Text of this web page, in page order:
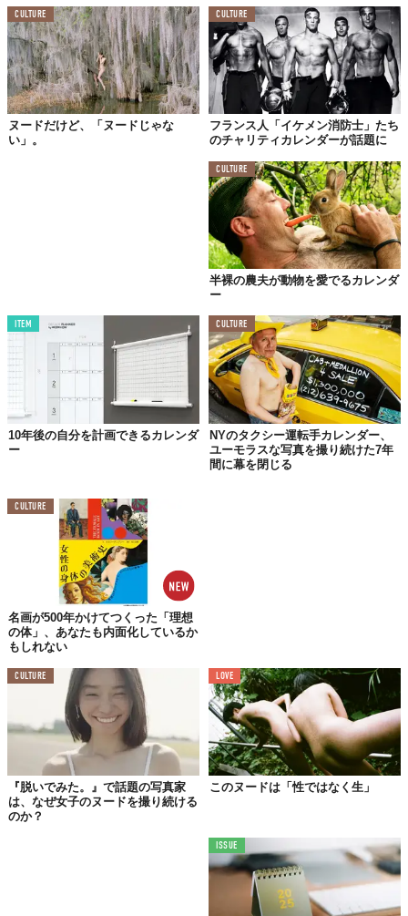
2009年からスタートしたこのチャリティカレンダーは、SNSを通
じて徐々に広がっていき、今では80ヶ国で購入され、集まったお
金は寄付されています。
英・ウォーリック大学ボート部のメンバーたちが生まれたままの
姿で写るのは
「ありのままの姿こそ、素晴らしい」
というメッセージなのです。そのたくましい姿は、セクシャルマ
イノリティへの力強い支援が込められています。
CULTURE
ヌードだけど、「ヌードじゃな
い」。
CULTURE
フランス人「イケメン消防士」たち
のチャリティカレンダーが話題に
CULTURE
半裸の農夫が動物を愛でるカレンダ
ー
ITEM
10年後の自分を計画できるカレンダ
ー
CULTURE
NYのタクシー運転手カレンダー、
ユーモラスな写真を撮り続けた7年
間に幕を閉じる
CULTURE
名画が500年かけてつくった「理想
の体」、あなたも内面化しているか
もしれない
CULTURE
『脱いでみた。』で話題の写真家
は、なぜ女子のヌードを撮り続ける
のか？
LOVE
このヌードは「性ではなく生」
ISSUE